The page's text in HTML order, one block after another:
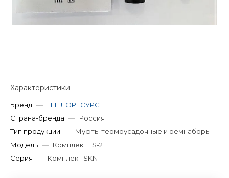
Характеристики
Бренд — ТЕПЛОРЕСУРС
Страна-бренда — Россия
Тип продукции — Муфты термоусадочные и ремнаборы
Модель — Комплект TS-2
Серия — Комплект SKN